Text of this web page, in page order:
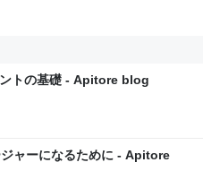
トの基礎 - Apitore blog
ャーになるために - Apitore